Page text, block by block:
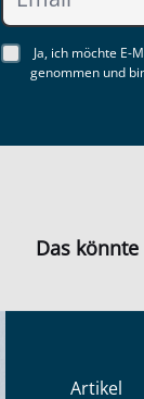
Ja, ich möchte E-
genommen und
Das
Artikel